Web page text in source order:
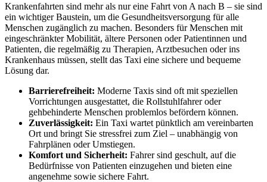
Krankenfahrten sind mehr als nur eine Fahrt von A nach B – sie sind
ein wichtiger Baustein, um die Gesundheitsversorgung für alle
Menschen zugänglich zu machen. Besonders für Menschen mit
eingeschränkter Mobilität, ältere Personen oder Patientinnen und
Patienten, die regelmäßig zu Therapien, Arztbesuchen oder ins
Krankenhaus müssen, stellt das Taxi eine sichere und bequeme
Lösung dar.
Barrierefreiheit: Moderne Taxis sind oft mit speziellen
Vorrichtungen ausgestattet, die Rollstuhlfahrer oder
gehbehinderte Menschen problemlos befördern können.
Zuverlässigkeit: Ein Taxi wartet pünktlich am vereinbarten
Ort und bringt Sie stressfrei zum Ziel – unabhängig von
Fahrplänen oder Umstiegen.
Komfort und Sicherheit: Fahrer sind geschult, auf die
Bedürfnisse von Patienten einzugehen und bieten eine
angenehme sowie sichere Fahrt.